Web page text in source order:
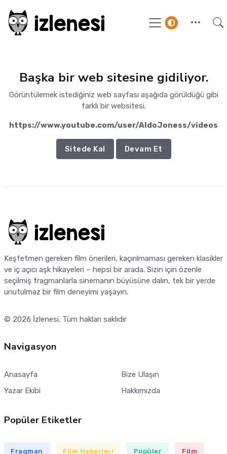
Başka bir web sitesine gidiliyor.
Görüntülemek istediğiniz web sayfası aşağıda görüldüğü gibi
farklı bir websitesi.
https://www.youtube.com/user/AldoJoness/videos
Sitede Kal Devam Et
Keşfetmen gereken film önerileri, kaçırılmaması gereken klasikler
ve iç açıcı aşk hikayeleri – hepsi bir arada. Sizin için özenle
seçilmiş fragmanlarla sinemanın büyüsüne dalın, tek bir yerde
unutulmaz bir film deneyimi yaşayın.
© 2026 İzlenesi. Tüm hakları saklıdır
Navigasyon
Anasayfa
Yazar Ekibi
Bize Ulaşın
Hakkımızda
Popüler Etiketler
Fragman Film Haberleri Popüler Film